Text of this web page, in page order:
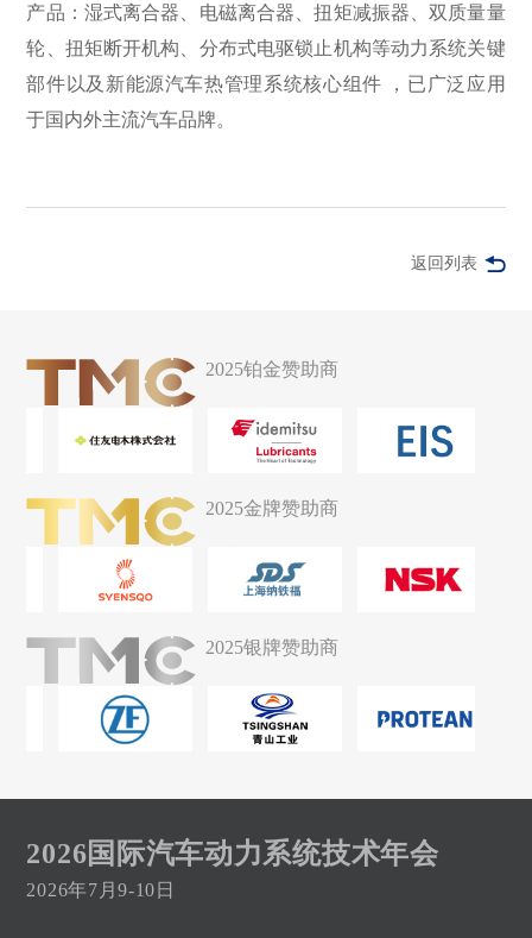
产品：湿式离合器、电磁离合器、扭矩减振器、双质量量
轮、扭矩断开机构、分布式电驱锁止机构等动力系统关键
部件以及新能源汽车热管理系统核心组件 ，已广泛应用
于国内外主流汽车品牌。
返回列表
2025铂金赞助商
2025金牌赞助商
2025银牌赞助商
2026国际汽车动力系统技术年会
2026年7月9-10日